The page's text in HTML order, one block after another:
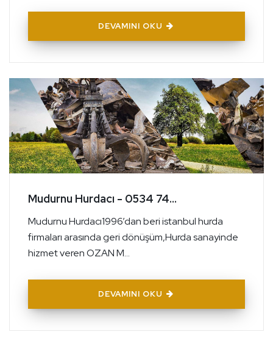
DEVAMINI OKU
Mudurnu Hurdacı - 0534 74...
Mudurnu Hurdacı1996’dan beri istanbul hurda
firmaları arasında geri dönüşüm,Hurda sanayinde
hizmet veren OZAN M...
DEVAMINI OKU